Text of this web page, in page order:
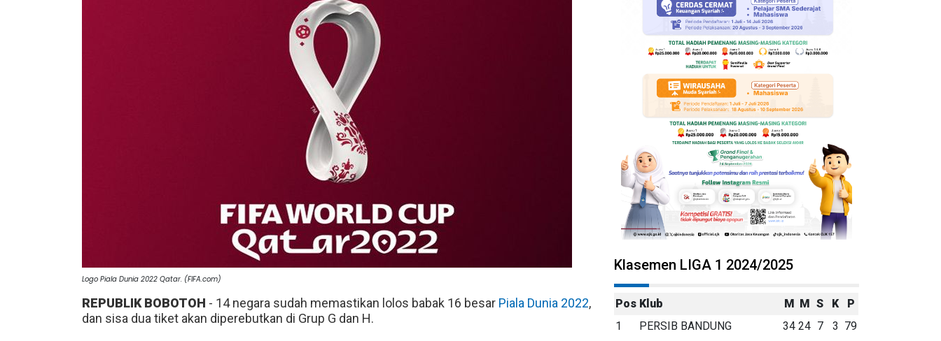
Logo Piala Dunia 2022 Qatar. (FIFA.com)
REPUBLIK BOBOTOH - 14 negara sudah memastikan lolos babak 16 besar Piala Dunia 2022,
dan sisa dua tiket akan diperebutkan di Grup G dan H.
Klasemen LIGA 1 2024/2025
Pos Klub M M S K
P
1
PERSIB BANDUNG 34 24 7 3 79